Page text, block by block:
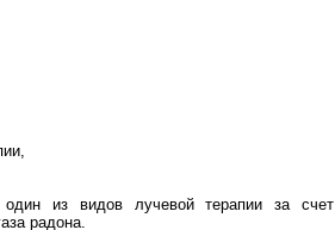
один из видов лучевой терапии за счет
радона.